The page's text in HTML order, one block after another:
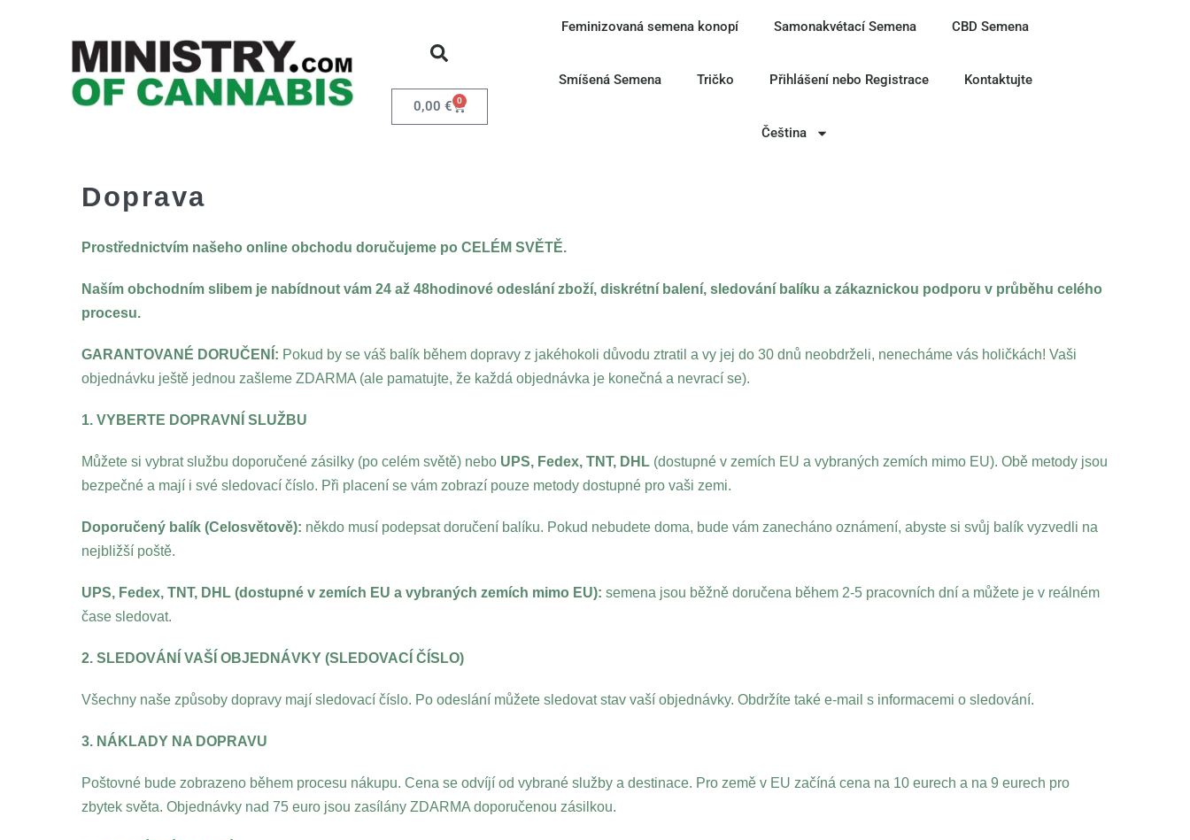
0,00 € 0
Feminizovaná semena konopí Samonakvétací Semena CBD Semena
Smíšená Semena Tričko Přihlášení nebo Registrace Kontaktujte
Čeština
Doprava
Prostřednictvím našeho online obchodu doručujeme po CELÉM SVĚTĚ.
Naším obchodním slibem je nabídnout vám 24 až 48hodinové odeslání zboží, diskrétní balení, sledování balíku a zákaznickou podporu v průběhu celého
procesu.
GARANTOVANÉ DORUČENÍ: Pokud by se váš balík během dopravy z jakéhokoli důvodu ztratil a vy jej do 30 dnů neobdrželi, nenecháme vás holičkách! Vaši
objednávku ještě jednou zašleme ZDARMA (ale pamatujte, že každá objednávka je konečná a nevrací se).
1. VYBERTE DOPRAVNÍ SLUŽBU
Můžete si vybrat službu doporučené zásilky (po celém světě) nebo UPS, Fedex, TNT, DHL (dostupné v zemích EU a vybraných zemích mimo EU). Obě metody jsou
bezpečné a mají i své sledovací číslo. Při placení se vám zobrazí pouze metody dostupné pro vaši zemi.
Doporučený balík (Celosvětově): někdo musí podepsat doručení balíku. Pokud nebudete doma, bude vám zanecháno oznámení, abyste si svůj balík vyzvedli na
nejbližší poště.
UPS, Fedex, TNT, DHL (dostupné v zemích EU a vybraných zemích mimo EU): semena jsou běžně doručena během 2-5 pracovních dní a můžete je v reálném
čase sledovat.
2. SLEDOVÁNÍ VAŠÍ OBJEDNÁVKY (SLEDOVACÍ ČÍSLO)
Všechny naše způsoby dopravy mají sledovací číslo. Po odeslání můžete sledovat stav vaší objednávky. Obdržíte také e-mail s informacemi o sledování.
3. NÁKLADY NA DOPRAVU
Poštovné bude zobrazeno během procesu nákupu. Cena se odvíjí od vybrané služby a destinace. Pro země v EU začíná cena na 10 eurech a na 9 eurech pro
zbytek světa. Objednávky nad 75 euro jsou zasílány ZDARMA doporučenou zásilkou.